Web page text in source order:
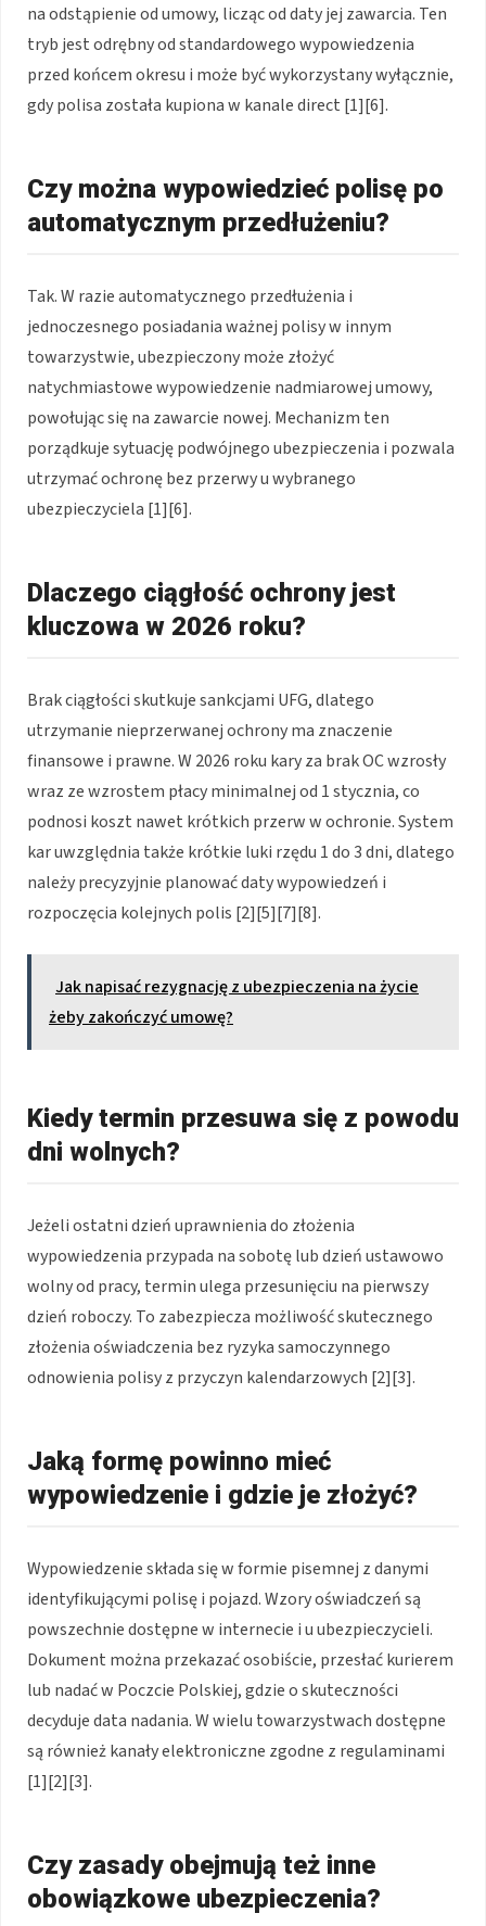
na odstąpienie od umowy, licząc od daty jej zawarcia. Ten
tryb jest odrębny od standardowego wypowiedzenia
przed końcem okresu i może być wykorzystany wyłącznie,
gdy polisa została kupiona w kanale direct [1][6].
Czy można wypowiedzieć polisę po
automatycznym przedłużeniu?
Tak. W razie automatycznego przedłużenia i
jednoczesnego posiadania ważnej polisy w innym
towarzystwie, ubezpieczony może złożyć
natychmiastowe wypowiedzenie nadmiarowej umowy,
powołując się na zawarcie nowej. Mechanizm ten
porządkuje sytuację podwójnego ubezpieczenia i pozwala
utrzymać ochronę bez przerwy u wybranego
ubezpieczyciela [1][6].
Dlaczego ciągłość ochrony jest
kluczowa w 2026 roku?
Brak ciągłości skutkuje sankcjami UFG, dlatego
utrzymanie nieprzerwanej ochrony ma znaczenie
finansowe i prawne. W 2026 roku kary za brak OC wzrosły
wraz ze wzrostem płacy minimalnej od 1 stycznia, co
podnosi koszt nawet krótkich przerw w ochronie. System
kar uwzględnia także krótkie luki rzędu 1 do 3 dni, dlatego
należy precyzyjnie planować daty wypowiedzeń i
rozpoczęcia kolejnych polis [2][5][7][8].
Jak napisać rezygnację z ubezpieczenia na życie
żeby zakończyć umowę?
Kiedy termin przesuwa się z powodu
dni wolnych?
Jeżeli ostatni dzień uprawnienia do złożenia
wypowiedzenia przypada na sobotę lub dzień ustawowo
wolny od pracy, termin ulega przesunięciu na pierwszy
dzień roboczy. To zabezpiecza możliwość skutecznego
złożenia oświadczenia bez ryzyka samoczynnego
odnowienia polisy z przyczyn kalendarzowych [2][3].
Jaką formę powinno mieć
wypowiedzenie i gdzie je złożyć?
Wypowiedzenie składa się w formie pisemnej z danymi
identyfikującymi polisę i pojazd. Wzory oświadczeń są
powszechnie dostępne w internecie i u ubezpieczycieli.
Dokument można przekazać osobiście, przesłać kurierem
lub nadać w Poczcie Polskiej, gdzie o skuteczności
decyduje data nadania. W wielu towarzystwach dostępne
są również kanały elektroniczne zgodne z regulaminami
[1][2][3].
Czy zasady obejmują też inne
obowiązkowe ubezpieczenia?